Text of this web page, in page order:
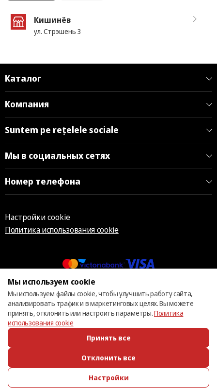
Кишинёв
ул. Стрэшень 3
Каталог
Компания
Suntem pe rețelele sociale
Мы в социальных сетях
Номер телефона
Настройки cookie
Политика использования cookie
© 2013 – 2026 ECOM
ПОЗВОНИТЬ ИЗБРАННОЕ КАТАЛОГ ВОЙТИ
Мы используем cookie
Мы используем файлы cookie, чтобы улучшить работу сайта,
анализировать трафик и в маркетинговых целях. Вы можете
принять, отклонить или настроить параметры.Политика
использования cookie
Принять все
Отклонить все
Настройки